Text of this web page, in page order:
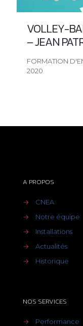
VOLLEY-
– JEAN
FORMATION
2020
A PROPOS
→
CNEA
→
Notre équipe
→
Installations
→
Actualités
→
Historique
NOS SERVICES
→
Performance